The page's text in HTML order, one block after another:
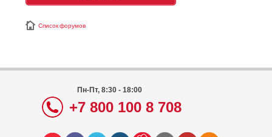
Список форумов
Пн-Пт, 8:30 - 18:00
+7 800 100 8 708